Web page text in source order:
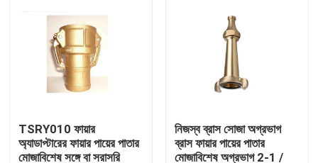
উদ্ধৃতির জন্য আবেদন
ব্রাস পানি মিটার শরীর
TSRY010 ফায়ার
অ্যাডাপ্টারের ফায়ার পায়ের পাতার
মোজাবিশেষ সঙ্গে বা সরাসরি
নিজস্ব ব্রাস সোজা অগ্রভাগ
ব্রাস ফায়ার পায়ের পাতার
মোজাবিশেষ অগ্রভাগ 2-1 /